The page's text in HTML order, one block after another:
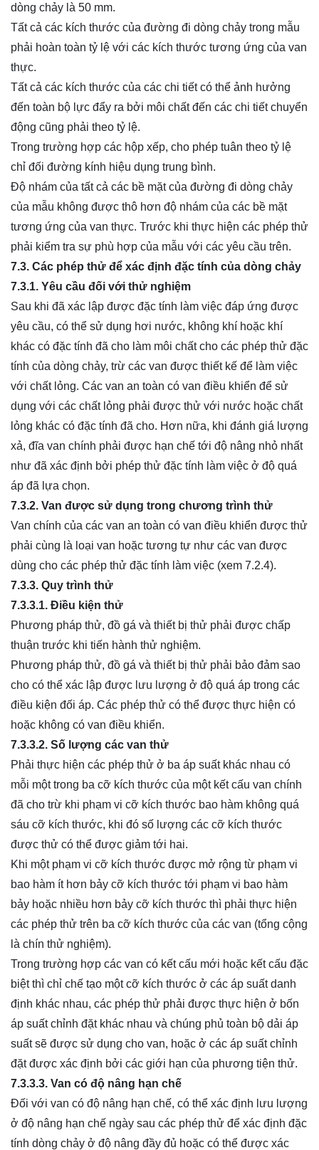
dòng chảy là 50 mm.
Tất cả các kích thước của đường đi dòng chảy trong mẫu
phải hoàn toàn tỷ lệ với các kích thước tương ứng của van
thực.
Tất cả các kích thước của các chi tiết có thể ảnh hưởng
đến toàn bộ lực đẩy ra bởi môi chất đến các chi tiết chuyển
động cũng phải theo tỷ lệ.
Trong trường hợp các hộp xếp, cho phép tuân theo tỷ lệ
chỉ đối đường kính hiệu dụng trung bình.
Độ nhám của tất cả các bề mặt của đường đi dòng chảy
của mẫu không được thô hơn độ nhám của các bề mặt
tương ứng của van thực. Trước khi thực hiện các phép thử
phải kiểm tra sự phù hợp của mẫu với các yêu cầu trên.
7.3. Các phép thử để xác định đặc tính của dòng chảy
7.3.1. Yêu cầu đối với thử nghiệm
Sau khi đã xác lập được đặc tính làm việc đáp ứng được
yêu cầu, có thể sử dụng hơi nước, không khí hoặc khí
khác có đặc tính đã cho làm môi chất cho các phép thử đặc
tính của dòng chảy, trừ các van được thiết kế để làm việc
với chất lỏng. Các van an toàn có van điều khiển để sử
dụng với các chất lỏng phải được thử với nước hoặc chất
lỏng khác có đặc tính đã cho. Hơn nữa, khi đánh giá lượng
xả, đĩa van chính phải được hạn chế tới độ nâng nhỏ nhất
như đã xác định bởi phép thử đặc tính làm việc ở độ quá
áp đã lựa chọn.
7.3.2. Van được sử dụng trong chương trình thử
Van chính của các van an toàn có van điều khiển được thử
phải cùng là loại van hoặc tương tự như các van được
dùng cho các phép thử đặc tính làm việc (xem 7.2.4).
7.3.3. Quy trình thử
7.3.3.1. Điều kiện thử
Phương pháp thử, đồ gá và thiết bị thử phải được chấp
thuận trước khi tiến hành thử nghiệm.
Phương pháp thử, đồ gá và thiết bị thử phải bảo đảm sao
cho có thể xác lập được lưu lượng ở độ quá áp trong các
điều kiện đối áp. Các phép thử có thể được thực hiện có
hoặc không có van điều khiển.
7.3.3.2. Số lượng các van thử
Phải thực hiện các phép thử ở ba áp suất khác nhau có
mỗi một trong ba cỡ kích thước của một kết cấu van chính
đã cho trừ khi phạm vi cỡ kích thước bao hàm không quá
sáu cỡ kích thước, khi đó số lượng các cỡ kích thước
được thử có thể được giảm tới hai.
Khi một phạm vi cỡ kích thước được mở rộng từ phạm vi
bao hàm ít hơn bảy cỡ kích thước tới phạm vi bao hàm
bảy hoặc nhiều hơn bảy cỡ kích thước thì phải thực hiện
các phép thử trên ba cỡ kích thước của các van (tổng cộng
là chín thử nghiệm).
Trong trường hợp các van có kết cấu mới hoặc kết cấu đặc
biệt thì chỉ chế tạo một cỡ kích thước ở các áp suất danh
định khác nhau, các phép thử phải được thực hiện ở bốn
áp suất chỉnh đặt khác nhau và chúng phủ toàn bộ dải áp
suất sẽ được sử dụng cho van, hoặc ở các áp suất chỉnh
đặt được xác định bởi các giới hạn của phương tiện thử.
7.3.3.3. Van có độ nâng hạn chế
Đối với van có độ nâng hạn chế, có thể xác định lưu lượng
ở độ nâng hạn chế ngày sau các phép thử để xác định đặc
tính dòng chảy ở độ nâng đầy đủ hoặc có thể được xác